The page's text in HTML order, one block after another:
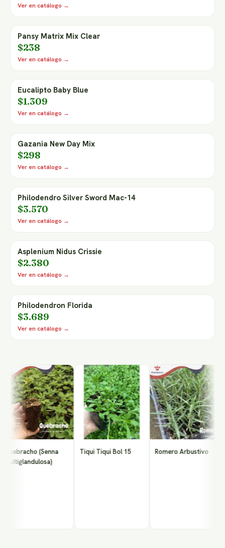
Ver en catálogo →
Pansy Matrix Mix Clear
$238
Ver en catálogo →
Eucalipto Baby Blue
$1.309
Ver en catálogo →
Gazania New Day Mix
$298
Ver en catálogo →
Philodendro Silver Sword Mac-14
$3.570
Ver en catálogo →
Asplenium Nidus Crissie
$2.380
Ver en catálogo →
Philodendron Florida
$3.689
Ver en catálogo →
(Senna
Tiqui Tiqui Bol 15 Romero Arbustivo